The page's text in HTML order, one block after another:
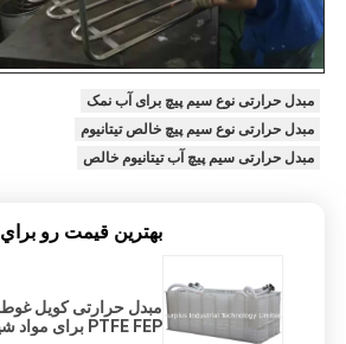
مبدل حرارتی نوع سیم پیچ برای آب نمک
مبدل حرارتی نوع سیم پیچ خالص تیتانیوم
مبدل حرارتی سیم پیچ آب تیتانیوم خالص
بهترين قيمت رو براي
PTFE FEP برای مواد شیمیایی خورنده